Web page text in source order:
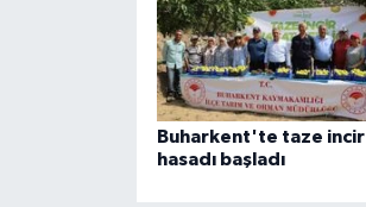
Buharkent'te taze incir
hasadı başladı